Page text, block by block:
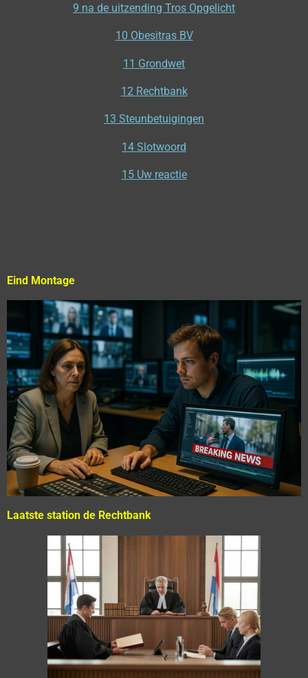
9 na de uitzending Tros Opgelicht
10 Obesitras BV
11 Grondwet
12 Rechtbank
13 Steunbetuigingen
14 Slotwoord
15 Uw reactie
Eind Montage
Laatste station de Rechtbank